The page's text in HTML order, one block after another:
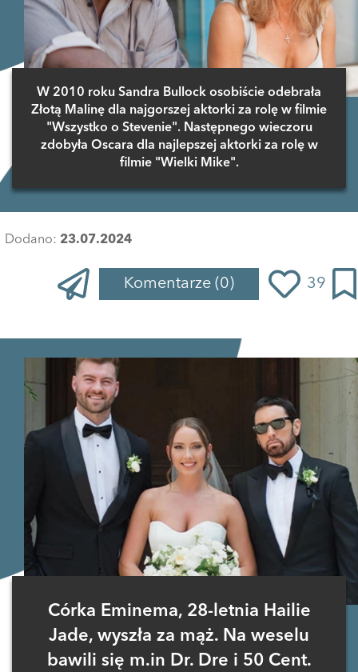
W 2010 roku Sandra Bullock osobiście odebrała
Złotą Malinę dla najgorszej aktorki za rolę w filmie
"Wszystko o Stevenie". Następnego wieczoru
zdobyła Oscara dla najlepszej aktorki za rolę w
filmie "Wielki Mike".
Dodano: 23.07.2024
Komentarze (0) 39
Córka Eminema, 28-letnia Hailie
Jade, wyszła za mąż. Na weselu
bawili się m.in Dr. Dre i 50 Cent.